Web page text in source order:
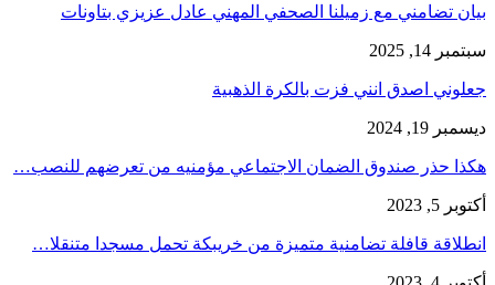
بيان تضامني مع زميلنا الصحفي المهني عادل عزيزي بتاونات
سبتمبر 14, 2025
جعلوني اصدق انني فزت بالكرة الذهبية
ديسمبر 19, 2024
هكذا حذر صندوق الضمان الاجتماعي مؤمنيه من تعرضهم للنصب…
أكتوبر 5, 2023
انطلاقة قافلة تضامنية متميزة من خريبكة تحمل مسجدا متنقلا…